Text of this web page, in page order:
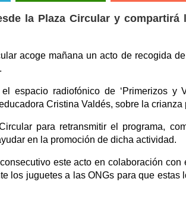
la Plaza Circular y compartirá
acoge mañana un acto de recogida
espacio radiofónico de ‘Primerizos y
Cristina Valdés, sobre la crianza
para retransmitir el programa,
en la promoción de dicha actividad.
este acto en colaboración con
los juguetes a las ONGs para que estas